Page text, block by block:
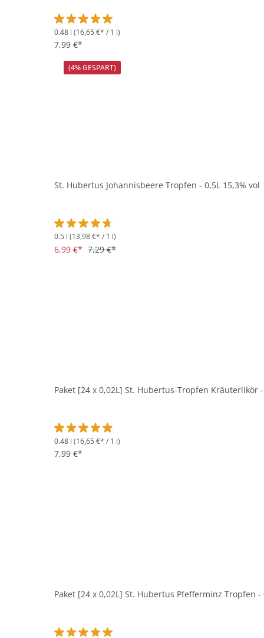
Durchschnittliche Bewertung von 5 von 5 Sternen
0.48 l (16,65 €* / 1 l)
7,99 €*
(4% GESPART)
St. Hubertus Johannisbeere Tropfen - 0,5L 15,3% vol
Durchschnittliche Bewertung von 4.7 von 5 Sternen
0.5 l (13,98 €* / 1 l)
6,99 €* 7,29 €*
Paket [24 x 0,02L] St. Hubertus-Tropfen Kräuterlikör -
Durchschnittliche Bewertung von 4.9 von 5 Sternen
0.48 l (16,65 €* / 1 l)
7,99 €*
Paket [24 x 0,02L] St. Hubertus Pfefferminz Tropfen -